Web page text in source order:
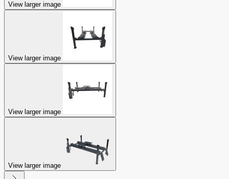
View larger image
View larger image
View larger image
View larger image